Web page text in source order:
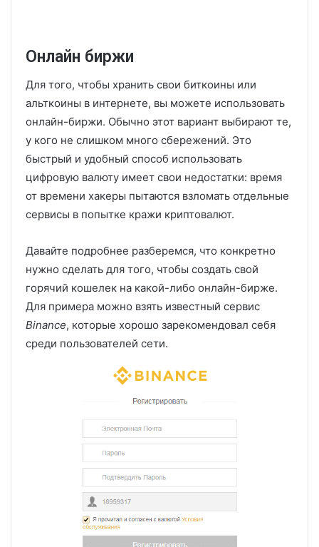
Онлайн биржи
Для того, чтобы хранить свои биткоины или
альткоины в интернете, вы можете использовать
онлайн-биржи. Обычно этот вариант выбирают те,
у кого не слишком много сбережений. Это
быстрый и удобный способ использовать
цифровую валюту имеет свои недостатки: время
от времени хакеры пытаются взломать отдельные
сервисы в попытке кражи криптовалют.
Давайте подробнее разберемся, что конкретно
нужно сделать для того, чтобы создать свой
горячий кошелек на какой-либо онлайн-бирже.
Для примера можно взять известный сервис
Binance, которые хорошо зарекомендовал себя
среди пользователей сети.